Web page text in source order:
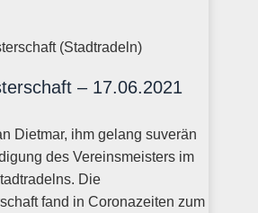
(Stadtradeln)
– 17.06.2021
Dietmar, ihm gelang suverän
des Vereinsmeisters im
Die
fand in Coronazeiten zum